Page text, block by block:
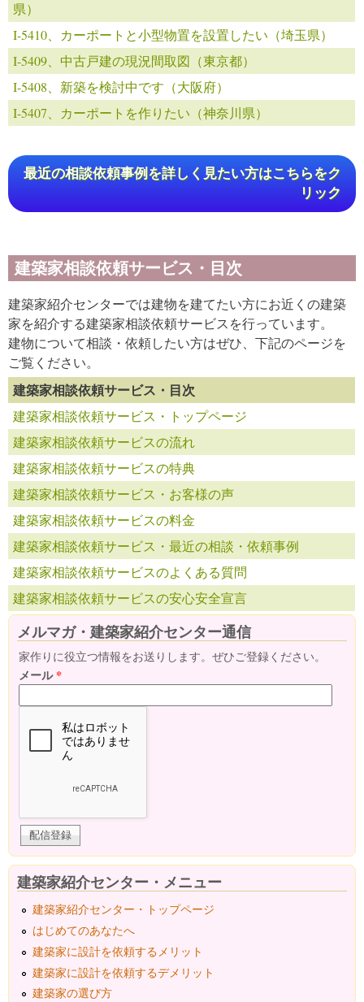
県）
I-5410、カーポートと小型物置を設置したい（埼玉県）
I-5409、中古戸建の現況間取図（東京都）
I-5408、新築を検討中です（大阪府）
I-5407、カーポートを作りたい（神奈川県）
最近の相談依頼事例を詳しく見たい方はこちらをク
リック
建築家相談依頼サービス・目次
建築家紹介センターでは建物を建てたい方にお近くの建築
家を紹介する建築家相談依頼サービスを行っています。
建物について相談・依頼したい方はぜひ、下記のページを
ご覧ください。
建築家相談依頼サービス・目次
建築家相談依頼サービス・トップページ
建築家相談依頼サービスの流れ
建築家相談依頼サービスの特典
建築家相談依頼サービス・お客様の声
建築家相談依頼サービスの料金
建築家相談依頼サービス・最近の相談・依頼事例
建築家相談依頼サービスのよくある質問
建築家相談依頼サービスの安心安全宣言
メルマガ・建築家紹介センター通信
家作りに役立つ情報をお送りします。ぜひご登録ください。
メール*
建築家紹介センター・メニュー
建築家紹介センター・トップページ
はじめてのあなたへ
建築家に設計を依頼するメリット
建築家に設計を依頼するデメリット
建築家の選び方